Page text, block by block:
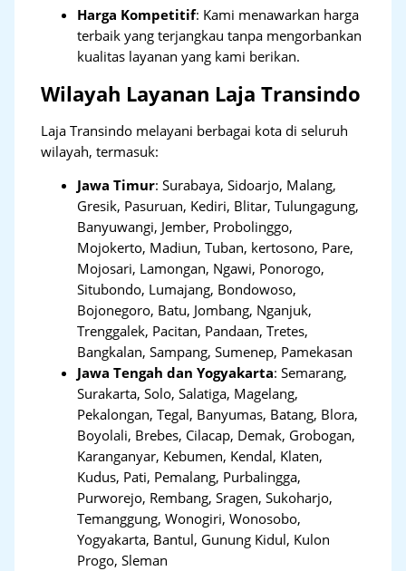
Harga Kompetitif: Kami menawarkan harga
terbaik yang terjangkau tanpa mengorbankan
kualitas layanan yang kami berikan.
Wilayah Layanan Laja Transindo
Laja Transindo melayani berbagai kota di seluruh
wilayah, termasuk:
Jawa Timur:Surabaya, Sidoarjo, Malang,
Gresik, Pasuruan, Kediri, Blitar, Tulungagung,
Banyuwangi, Jember, Probolinggo,
Mojokerto, Madiun, Tuban, kertosono, Pare,
Mojosari, Lamongan, Ngawi, Ponorogo,
Situbondo, Lumajang, Bondowoso,
Bojonegoro, Batu, Jombang, Nganjuk,
Trenggalek, Pacitan, Pandaan, Tretes,
Bangkalan, Sampang, Sumenep, Pamekasan
Jawa Tengah dan Yogyakarta:Semarang,
Surakarta, Solo, Salatiga, Magelang,
Pekalongan, Tegal, Banyumas, Batang, Blora,
Boyolali, Brebes, Cilacap, Demak, Grobogan,
Karanganyar, Kebumen, Kendal, Klaten,
Kudus, Pati, Pemalang, Purbalingga,
Purworejo, Rembang, Sragen, Sukoharjo,
Temanggung, Wonogiri, Wonosobo,
Yogyakarta, Bantul, Gunung Kidul, Kulon
Progo, Sleman